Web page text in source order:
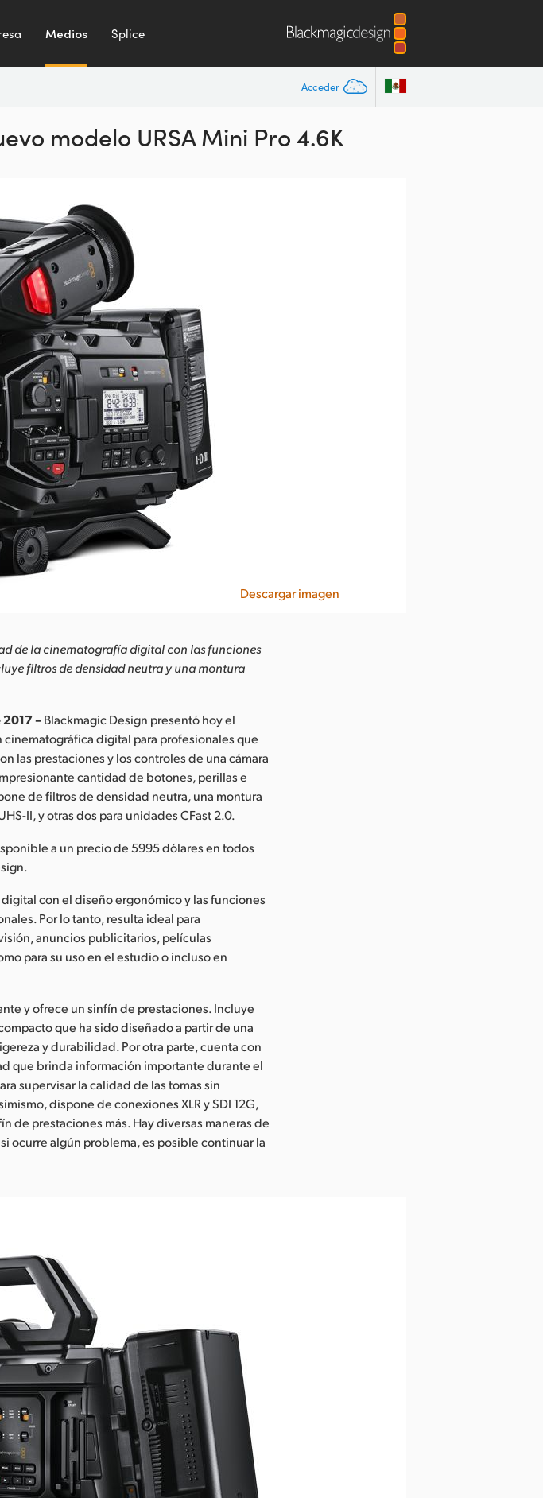
Medios Splice
Acceder
modelo URSA Mini Pro 4.6K
Descargar imagen
de la cinematografía digital con las funciones
filtros de densidad neutra y una montura
2017 –Blackmagic Design presentó hoy el
cinematográfica digital para profesionales que
las prestaciones y los controles de una cámara
cantidad de botones, perillas e
de filtros de densidad neutra, una montura
II, y otras dos para unidades CFast 2.0.
a un precio de 5995 dólares en todos
con el diseño ergonómico y las funciones
Por lo tanto, resulta ideal para
anuncios publicitarios, películas
para su uso en el estudio o incluso en
y ofrece un sinfín de prestaciones. Incluye
que ha sido diseñado a partir de una
y durabilidad. Por otra parte, cuenta con
que brinda información importante durante el
supervisar la calidad de las tomas sin
dispone de conexiones XLR y SDI 12G,
de prestaciones más. Hay diversas maneras de
ocurre algún problema, es posible continuar la